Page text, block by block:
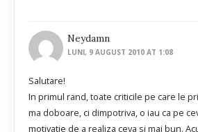
Neydamn
LUNI, 9 AUGUST 2010 AT 1:08
Salutare!
In primul rand, toate criticile pe care le
ma doboare, ci dimpotriva, o iau ca pe
motivatie de a realiza ceva si mai bun.